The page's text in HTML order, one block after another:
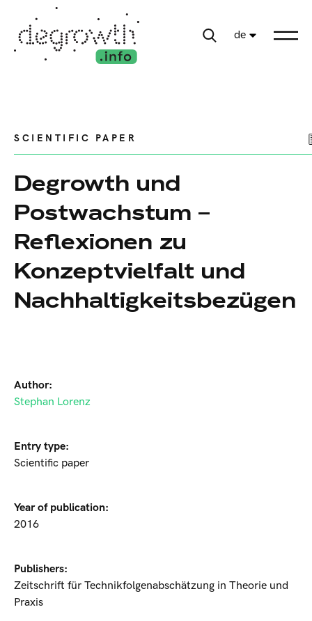
de
SCIENTIFIC PAPER
Degrowth und
Postwachstum –
Reflexionen zu
Konzeptvielfalt und
Nachhaltigkeitsbezügen
Author:
Stephan Lorenz
Entry type:
Scientific paper
Year of publication:
2016
Publishers:
Zeitschrift für Technikfolgenabschätzung in Theorie und
Praxis